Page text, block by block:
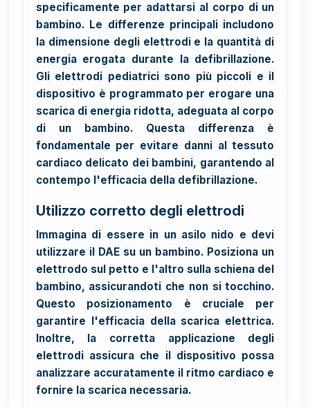
specificamente per adattarsi al corpo di un
bambino. Le differenze principali includono
la dimensione degli elettrodi e la quantità di
energia erogata durante la defibrillazione.
Gli elettrodi pediatrici sono più piccoli e il
dispositivo è programmato per erogare una
scarica di energia ridotta, adeguata al corpo
di un bambino. Questa differenza è
fondamentale per evitare danni al tessuto
cardiaco delicato dei bambini, garantendo al
contempo l'efficacia della defibrillazione.
Utilizzo corretto degli elettrodi
Immagina di essere in un asilo nido e devi
utilizzare il DAE su un bambino. Posiziona un
elettrodo sul petto e l'altro sulla schiena del
bambino, assicurandoti che non si tocchino.
Questo posizionamento è cruciale per
garantire l'efficacia della scarica elettrica.
Inoltre, la corretta applicazione degli
elettrodi assicura che il dispositivo possa
analizzare accuratamente il ritmo cardiaco e
fornire la scarica necessaria.